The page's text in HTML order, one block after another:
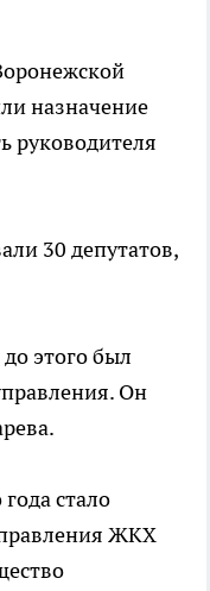
назначение
руководителя
30 депутатов,
этого был
Он
стало
ЖКХ